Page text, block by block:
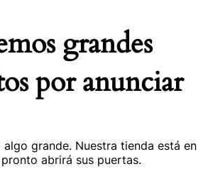
grandes
por anunciar
algo grande. Nuestra tienda está en
abrirá sus puertas.